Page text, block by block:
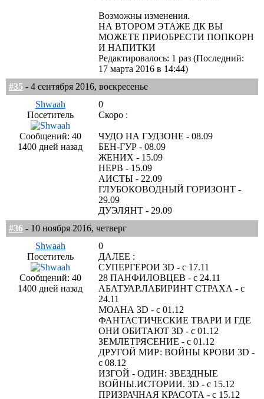
Возможны изменения.
НА ВТОРОМ ЭТАЖЕ ДК ВЫ
МОЖЕТЕ ПРИОБРЕСТИ ПОПКОРН
И НАПИТКИ
Редактировалось: 1 раз (Последний:
17 марта 2016 в 14:44)
#35 - 4 сентября 2016, воскресенье
Shwaah
Посетитель
Сообщений: 40
1400 дней назад
0
Скоро :
ЧУДО НА ГУДЗОНЕ - 08.09
БЕН-ГУР - 08.09
ЖЕНИХ - 15.09
НЕРВ - 15.09
АИСТЫ - 22.09
ГЛУБОКОВОДНЫЙ ГОРИЗОНТ -
29.09
ДУЭЛЯНТ - 29.09
#36 - 10 ноября 2016, четверг
Shwaah
Посетитель
Сообщений: 40
1400 дней назад
0
ДАЛЕЕ :
СУПЕРГЕРОИ 3D - c 17.11
28 ПАНФИЛОВЦЕВ - с 24.11
АБАТУАР.ЛАБИРИНТ СТРАХА - с
24.11
МОАНА 3D - c 01.12
ФАНТАСТИЧЕСКИЕ ТВАРИ И ГДЕ
ОНИ ОБИТАЮТ 3D - c 01.12
ЗЕМЛЕТРЯСЕНИЕ - с 01.12
ДРУГОЙ МИР: ВОЙНЫ КРОВИ 3D -
с 08.12
ИЗГОЙ - ОДИН: ЗВЕЗДНЫЕ
ВОЙНЫ.ИСТОРИИ. 3D - c 15.12
ПРИЗРАЧНАЯ КРАСОТА - c 15.12